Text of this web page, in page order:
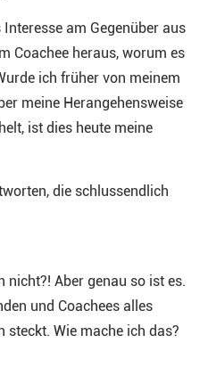
am Gegenüber aus
Coachee heraus, worum es
ich früher von meinem
meine Herangehensweise
ist dies heute meine
die schlussendlich
nicht?! Aber genau so ist es.
und Coachees alles
steckt. Wie mache ich das?